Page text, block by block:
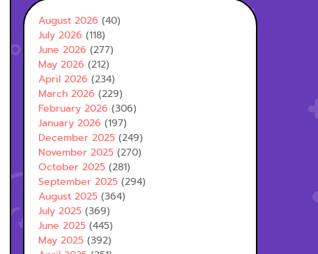
August 2026 (40)
July 2026 (118)
June 2026 (277)
May 2026 (212)
April 2026 (234)
March 2026 (229)
February 2026 (306)
January 2026 (197)
December 2025 (249)
November 2025 (270)
October 2025 (281)
September 2025 (294)
August 2025 (364)
July 2025 (369)
June 2025 (445)
May 2025 (392)